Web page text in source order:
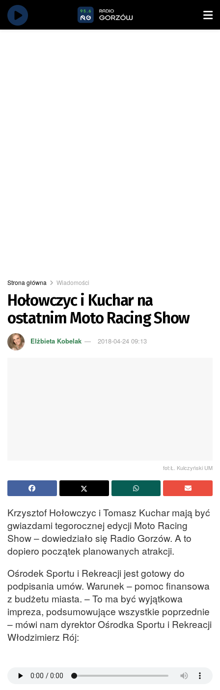
Strona główna Wiadomości
Hołowczyc i Kuchar na
ostatnim Moto Racing Show
Elżbieta Kobelak 2018-04-24 09:13
fot:Ł. Kulczyński UM
Krzysztof Hołowczyc i Tomasz Kuchar mają być
gwiazdami tegorocznej edycji Moto Racing
Show – dowiedziało się Radio Gorzów. A to
dopiero początek planowanych atrakcji.
Ośrodek Sportu i Rekreacji jest gotowy do
podpisania umów. Warunek – pomoc finansowa
z budżetu miasta. – To ma być wyjątkowa
impreza, podsumowujące wszystkie poprzednie
– mówi nam dyrektor Ośrodka Sportu i Rekreacji
Włodzimierz Rój: